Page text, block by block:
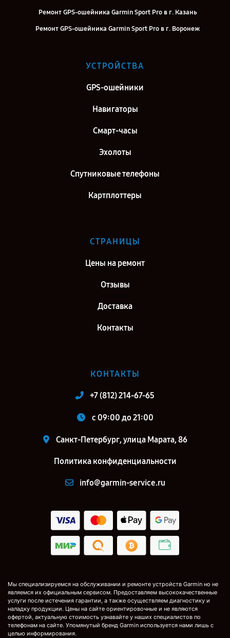
Ремонт GPS-ошейника Garmin Sport Pro в г. Казань
Ремонт GPS-ошейника Garmin Sport Pro в г. Воронеж
Ремонт GPS-ошейника Garmin Sport Pro в г. Самара
УСТРОЙСТВА
GPS-ошейники
Навигаторы
Смарт-часы
Эхолоты
Спутниковые телефоны
Картплоттеры
СТРАНИЦЫ
Цены на ремонт
Отзывы
Доставка
Контакты
КОНТАКТЫ
+7 (812) 214-67-65
c 09:00 до 21:00
Санкт-Петербург, улица Марата, 86
Политика конфиденциальности
info@garmin-service.ru
Мы специализируемся на обслуживании и ремонте устройств Garmin но не
являемся их официальным сервисом. Предоставляем высококачественные
услуги после истечения гарантии, а также осуществляем диагностику и
наладку продукции. Цены на сайте ориентировочные и не являются
офертой, актуальную стоимость узнавайте у наших специалистов по
телефонам на сайте. Упомянутый бренд Garmin используется нами лишь с
целью информирования.